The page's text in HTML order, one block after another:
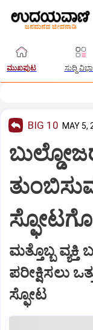
ಮುಖಪುಟ ಸುದ್ದಿ
BIG 10 MAY 5,
ಮತ್ತೊಬ್ಬ
ಪರೀಕ್ಷಿಸಲು
ಸ್ಫೋಟ